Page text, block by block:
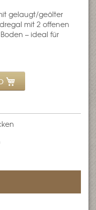
gelaugt/geölter
mit 2 offenen
– ideal für